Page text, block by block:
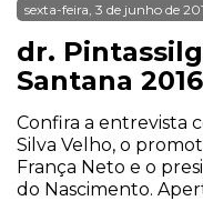
sexta-feira, 3 de junho de
dr.
Santana 2016
Confira a entrevista
Silva Velho, o
França Neto e o
do Nascimento.